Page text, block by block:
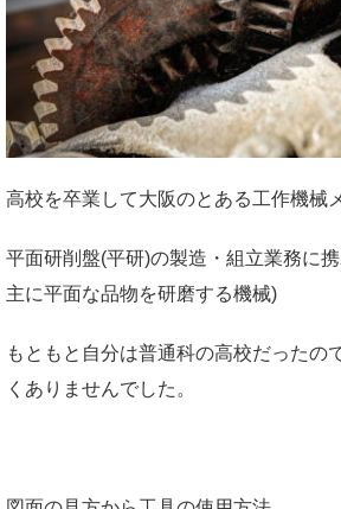
高校を卒業して大阪のとある工作機械
平面研削盤(平研)の製造・組立業務に
主に平面な品物を研磨する機械)
もともと自分は普通科の高校だったの
くありませんでした。